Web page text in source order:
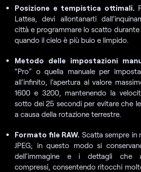
Posizione e tempistica ottimali.
Lattea, devi allontanarti
città e programmare lo scatto durante
quando il cielo è più buio e limpido.
Metodo delle impostazioni
“Pro” o quella manuale per
all’infinito, l’apertura al valore
1600 e 3200, mantenendo la
sotto dei 25 secondi per evitare che
a causa della rotazione terrestre.
Formato file RAW. Scatta sempre in
JPEG; in questo modo si
dell’immagine e i dettagli che
compressi, consentendo ritocchi